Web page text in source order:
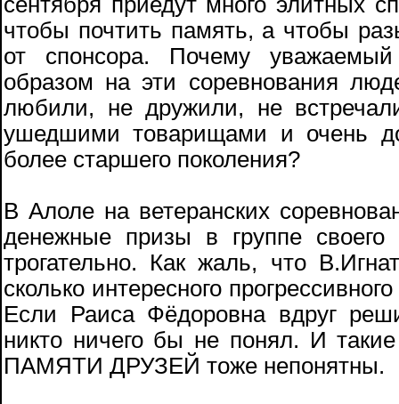
чтобы почтить память, а чтобы
от спонсора. Почему
образом на эти соревнования
любили, не дружили, не
ушедшими товарищами и очень
более старшего поколения?
В Алоле на ветеранских
денежные призы в группе
трогательно. Как жаль, что
сколько интересного
Если Раиса Фёдоровна вдруг
никто ничего бы не понял. И
ПАМЯТИ ДРУЗЕЙ тоже непонятны.